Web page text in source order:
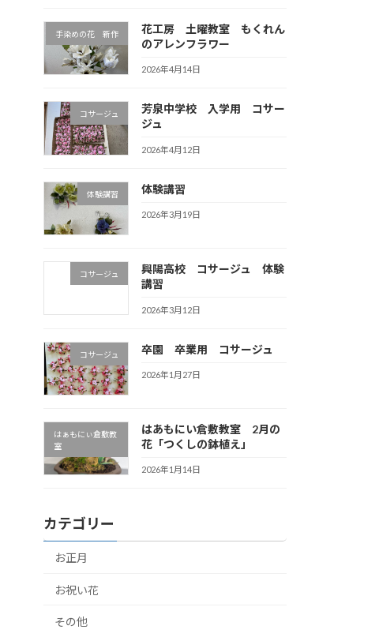
手染めの花 新作
花工房 土曜教室 もくれん
のアレンフラワー
2026年4月14日
コサージュ
芳泉中学校 入学用 コサー
ジュ
2026年4月12日
体験講習 体験講習
2026年3月19日
コサージュ
興陽高校 コサージュ 体験
講習
2026年3月12日
コサージュ 卒園 卒業用 コサージュ
2026年1月27日
はぁもにぃ倉敷教
室
はあもにい倉敷教室 2月の
花「つくしの鉢植え」
2026年1月14日
カテゴリー
お正月
お祝い花
その他